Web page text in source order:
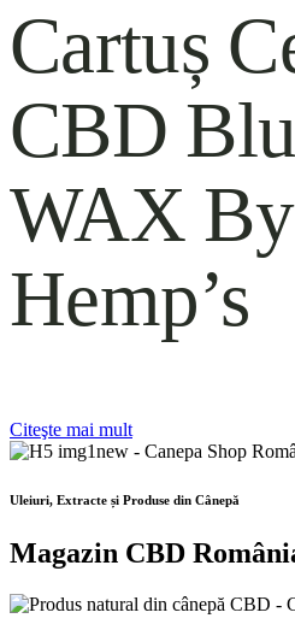
Cartuș
CBD
WAX
Hemp’s
Citeşte mai mult
Uleiuri, Extracte și Produse din Cânepă
Magazin CBD